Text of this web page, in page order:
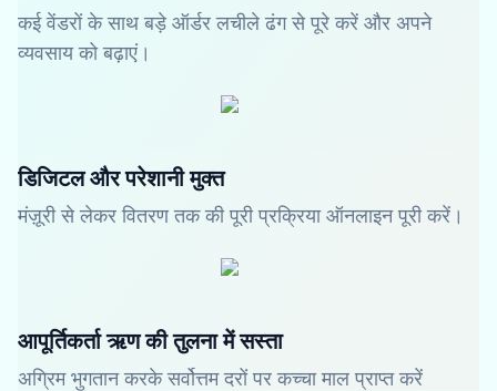
कई वेंडरों के साथ बड़े ऑर्डर लचीले ढंग से पूरे करें और अपने
व्यवसाय को बढ़ाएं।
डिजिटल और परेशानी मुक्त
मंज़ूरी से लेकर वितरण तक की पूरी प्रक्रिया ऑनलाइन पूरी करें।
आपूर्तिकर्ता ऋण की तुलना में सस्ता
अग्रिम भुगतान करके सर्वोत्तम दरों पर कच्चा माल प्राप्त करें